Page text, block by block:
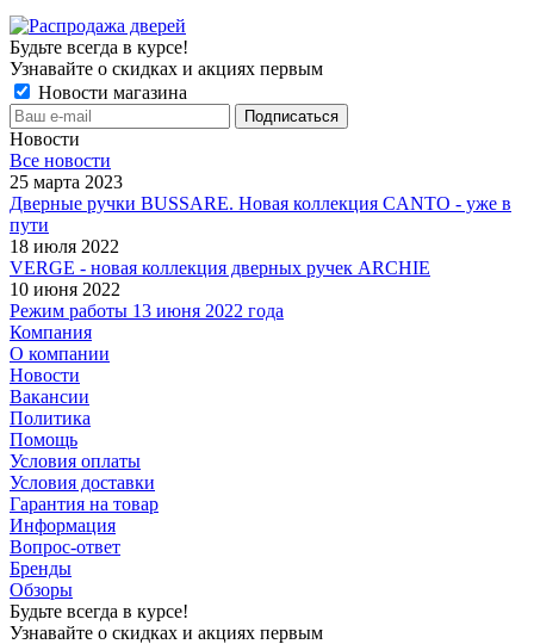
Будьте всегда в курсе!
Узнавайте о скидках и акциях первым
Новости магазина
Новости
Все новости
25 марта 2023
Дверные ручки BUSSARE. Новая коллекция CANTO - уже в
пути
18 июля 2022
VERGE - новая коллекция дверных ручек ARCHIE
10 июня 2022
Режим работы 13 июня 2022 года
Компания
О компании
Новости
Вакансии
Политика
Помощь
Условия оплаты
Условия доставки
Гарантия на товар
Информация
Вопрос-ответ
Бренды
Обзоры
Будьте всегда в курсе!
Узнавайте о скидках и акциях первым